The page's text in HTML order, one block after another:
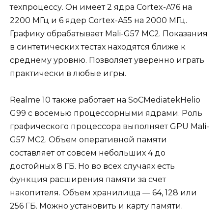
техпроцессу. Он имеет 2 ядра Cortex-A76 на
2200 МГц и 6 ядер Cortex-A55 на 2000 МГц.
Графику обрабатывает Mali-G57 MC2. Показания
в синтетических тестах находятся ближе к
среднему уровню. Позволяет уверенно играть
практически в любые игры.
Realme 10 также работает на SoCMediatekHelio
G99 с восемью процессорными ядрами. Роль
графического процессора выполняет GPU Mali-
G57 MC2. Объем оперативной памяти
составляет от совсем небольших 4 до
достойных 8 ГБ. Но во всех случаях есть
функция расширения памяти за счет
накопителя. Объем хранилища — 64, 128 или
256 ГБ. Можно установить и карту памяти.